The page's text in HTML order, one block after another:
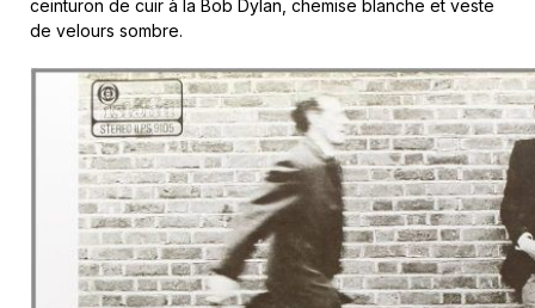
ceinturon de cuir à la Bob Dylan, chemise blanche et veste
de velours sombre.